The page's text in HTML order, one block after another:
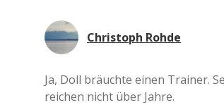
Christoph Rohde
Ja, Doll bräuchte einen Trainer.
reichen nicht über Jahre.